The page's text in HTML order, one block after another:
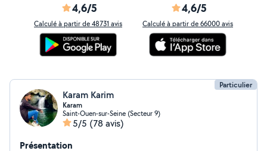
4,6/5
Calculé à partir de 48731 avis
4,6/5
Calculé à partir de 66000 avis
Particulier
Karam Karim
Karam
Saint-Ouen-sur-Seine (Secteur 9)
5/5 (78 avis)
Présentation